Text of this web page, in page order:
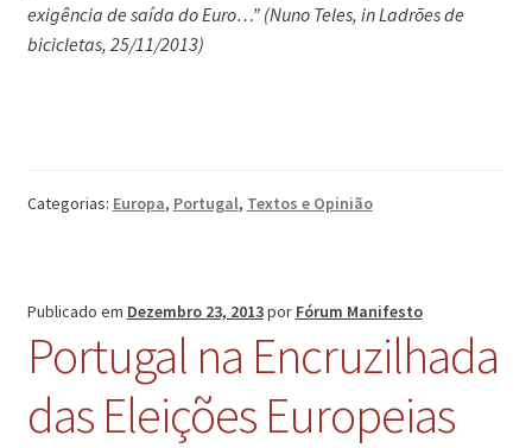
exigência de saída do Euro…” (Nuno Teles, in Ladrões de
bicicletas, 25/11/2013)
Categorias: Europa, Portugal, Textos e Opinião
Publicado em Dezembro 23, 2013por Fórum Manifesto
Portugal na Encruzilhada
das Eleições Europeias